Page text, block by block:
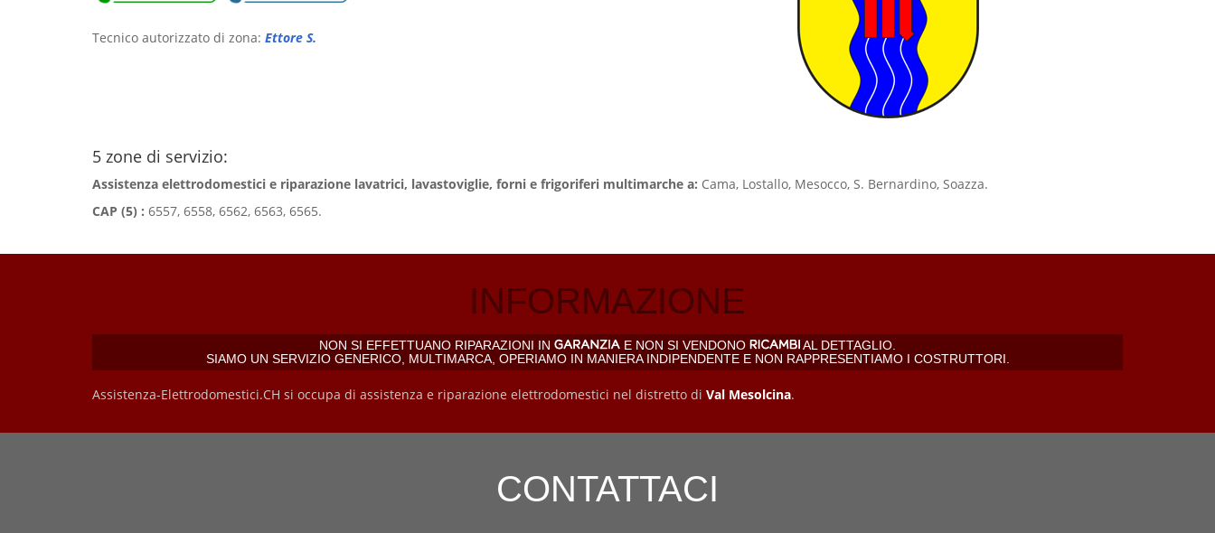
Tecnico autorizzato di zona: Ettore S.
5 zone di servizio:
Assistenza elettrodomestici e riparazione lavatrici, lavastoviglie, forni e frigoriferi multimarche a: Cama, Lostallo, Mesocco, S. Bernardino, Soazza.
CAP (5) : 6557, 6558, 6562, 6563, 6565.
INFORMAZIONE
NON SI EFFETTUANO RIPARAZIONI IN E NON SI VENDONO
AL DETTAGLIO.
SIAMO UN SERVIZIO GENERICO, MULTIMARCA, OPERIAMO IN MANIERA INDIPENDENTE E NON RAPPRESENTIAMO I COSTRUTTORI.
Assistenza-Elettrodomestici.CH si occupa di assistenza e riparazione elettrodomestici nel distretto di Val Mesolcina.
CONTATTACI